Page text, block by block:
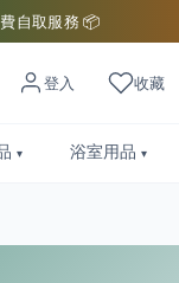
自取服務 📦
登入 收藏
浴室用品